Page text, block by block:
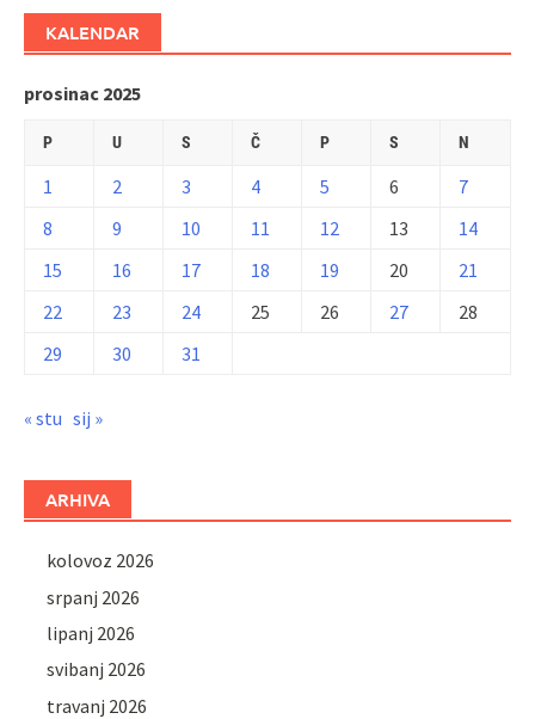
KALENDAR
prosinac 2025
P U S Č P S N
1 2 3 4 5 6
7
8
9 10 11 12 13
14
15
16 17 18 19 20
21
22
23 24 25 26 27
28
29
30 31
« stu sij »
ARHIVA
kolovoz 2026
srpanj 2026
lipanj 2026
svibanj 2026
travanj 2026